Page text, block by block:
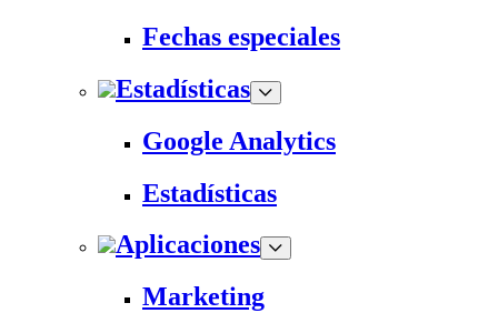
Fechas especiales
Estadísticas
Google Analytics
Estadísticas
Aplicaciones
Marketing